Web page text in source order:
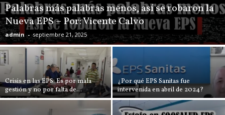
Palabras más palabras menos, así se robaron la
Nueva EPS – Por: Vicente Calvo
admin - septiembre 21, 2025
Crisis en las EPS: Es por mala
gestión y no por falta de...
¿Por qué EPS Sanitas fue
intervenida en abril de 2024?